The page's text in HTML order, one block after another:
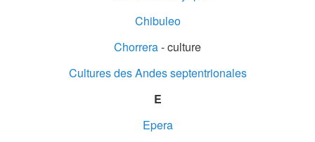
Chibuleo
Chorrera- culture
Cultures des Andes septentrionales
E
Epera